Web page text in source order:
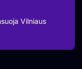
names.
Vilniaus